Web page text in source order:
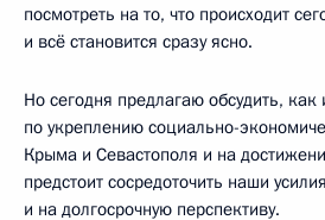
посмотреть на то, что происходит
и всё становится сразу ясно.
Но сегодня предлагаю обсудить, как
по укреплению социально-
Крыма и Севастополя и на
предстоит сосредоточить наши
и на долгосрочную перспективу.